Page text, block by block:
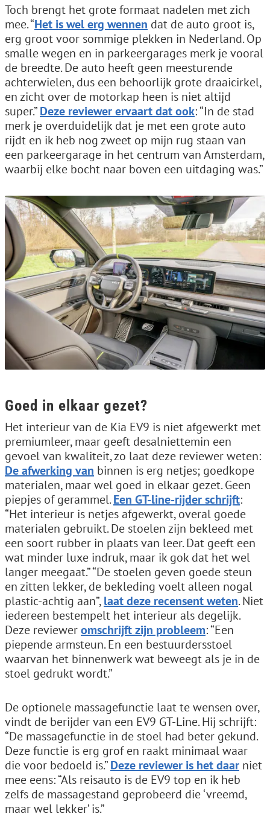
Toch brengt het grote formaat nadelen met zich
mee. “Het is wel erg wennen dat de auto groot is,
erg groot voor sommige plekken in Nederland. Op
smalle wegen en in parkeergarages merk je vooral
de breedte. De auto heeft geen meesturende
achterwielen, dus een behoorlijk grote draaicirkel,
en zicht over de motorkap heen is niet altijd
super.”Deze reviewer ervaart dat ook: “In de stad
merk je overduidelijk dat je met een grote auto
rijdt en ik heb nog zweet op mijn rug staan van
een parkeergarage in het centrum van Amsterdam,
waarbij elke bocht naar boven een uitdaging was.”
Goed in elkaar gezet?
Het interieur van de Kia EV9 is niet afgewerkt met
premiumleer, maar geeft desalniettemin een
gevoel van kwaliteit, zo laat deze reviewer weten:
De afwerking van binnen is erg netjes; goedkope
materialen, maar wel goed in elkaar gezet. Geen
piepjes of gerammel.Een GT-line-rijder schrijft:
“Het interieur is netjes afgewerkt, overal goede
materialen gebruikt. De stoelen zijn bekleed met
een soort rubber in plaats van leer. Dat geeft een
wat minder luxe indruk, maar ik gok dat het wel
langer meegaat.” “De stoelen geven goede steun
en zitten lekker, de bekleding voelt alleen nogal
plastic-achtig aan”,laat deze recensent weten. Niet
iedereen bestempelt het interieur als degelijk.
Deze revieweromschrijft zijn probleem: “Een
piepende armsteun. En een bestuurdersstoel
waarvan het binnenwerk wat beweegt als je in de
stoel gedrukt wordt.”
De optionele massagefunctie laat te wensen over,
vindt de berijder van een EV9 GT-Line. Hij schrijft:
“De massagefunctie in de stoel had beter gekund.
Deze functie is erg grof en raakt minimaal waar
die voor bedoeld is.”Deze reviewer is het daar niet
mee eens: “Als reisauto is de EV9 top en ik heb
zelfs de massagestand geprobeerd die ‘vreemd,
maar wel lekker’ is.”